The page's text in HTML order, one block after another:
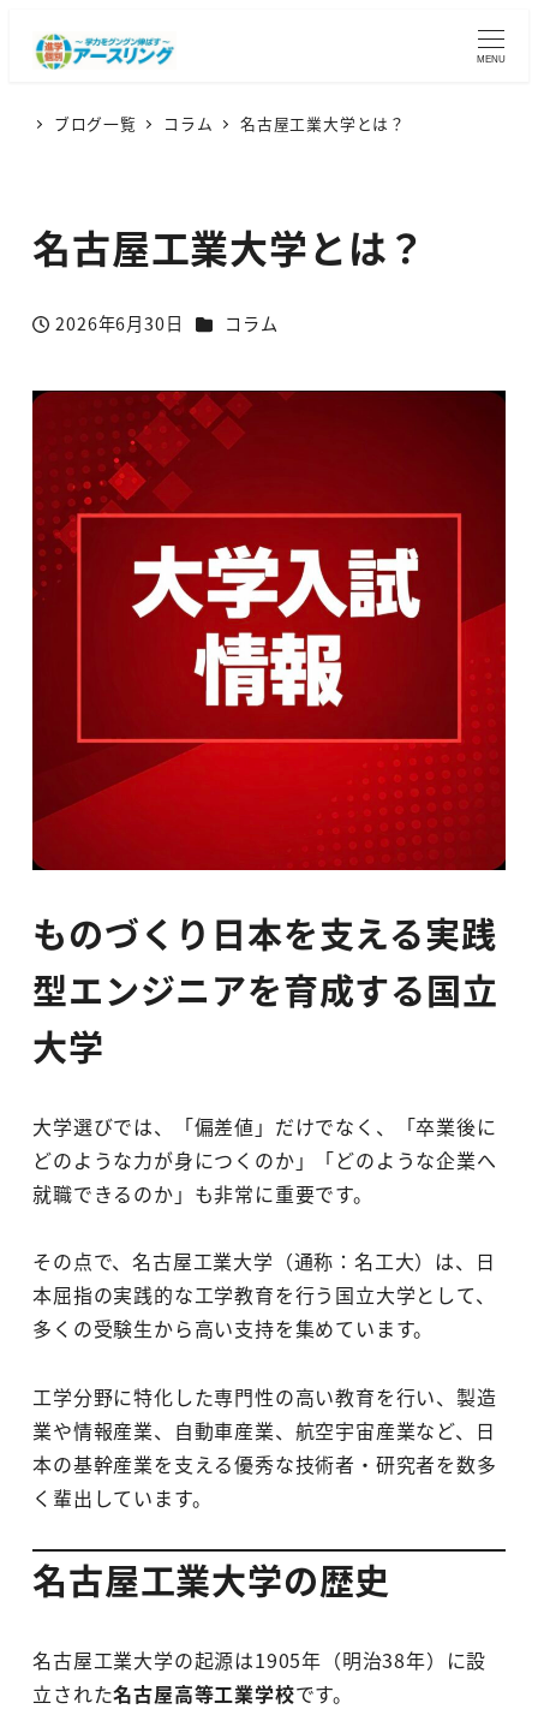
MENU
ブログ一覧 コラム 名古屋工業大学とは？
名古屋工業大学とは？
投稿日
2026年6月30日 カテゴリー
コラム
ものづくり日本を支える実践
型エンジニアを育成する国立
大学
大学選びでは、「偏差値」だけでなく、「卒業後に
どのような力が身につくのか」「どのような企業へ
就職できるのか」も非常に重要です。
その点で、名古屋工業大学（通称：名工大）は、日
本屈指の実践的な工学教育を行う国立大学として、
多くの受験生から高い支持を集めています。
工学分野に特化した専門性の高い教育を行い、製造
業や情報産業、自動車産業、航空宇宙産業など、日
本の基幹産業を支える優秀な技術者・研究者を数多
く輩出しています。
名古屋工業大学の歴史
名古屋工業大学の起源は1905年（明治38年）に設
立された名古屋高等工業学校です。